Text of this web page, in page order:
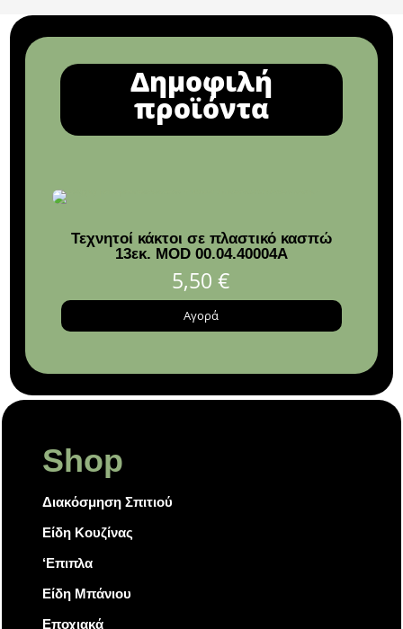
Δημοφιλή
προϊόντα
Τεχνητοί κάκτοι σε πλαστικό κασπώ
13εκ. MOD 00.04.40004A
5,50€
Αγορά
Shop
Διακόσμηση Σπιτιού
Είδη Κουζίνας
‘Επιπλα
Είδη Μπάνιου
Εποχιακά